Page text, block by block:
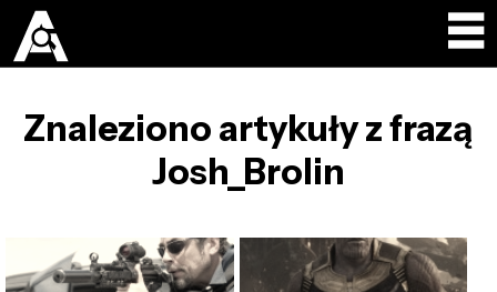
Znaleziono artykuły z frazą
Josh_Brolin